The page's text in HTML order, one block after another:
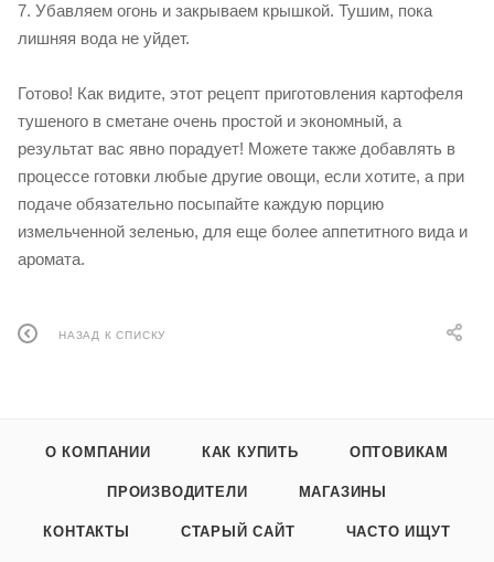
7. Убавляем огонь и закрываем крышкой. Тушим, пока
лишняя вода не уйдет.
Готово! Как видите, этот рецепт приготовления картофеля
тушеного в сметане очень простой и экономный, а
результат вас явно порадует! Можете также добавлять в
процессе готовки любые другие овощи, если хотите, а при
подаче обязательно посыпайте каждую порцию
измельченной зеленью, для еще более аппетитного вида и
аромата.
НАЗАД К СПИСКУ
О КОМПАНИИ КАК КУПИТЬ ОПТОВИКАМ
ПРОИЗВОДИТЕЛИ МАГАЗИНЫ
КОНТАКТЫ СТАРЫЙ САЙТ ЧАСТО ИЩУТ